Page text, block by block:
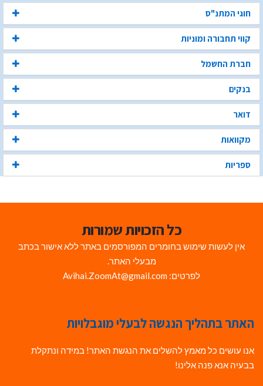
חוגי המתנ"ס
קווי תחבורה ומוניות
חברת החשמל
בנקים
דואר
מקוואות
ספריות
כל הזכויות שמורות
אין לעשות שימוש בחומרים המפורסמים באתר ללא אישור בכתב
מבעלי האתר.
לפרטים: Avihai.ZoomAt@gmail.com
האתר בתהליך הנגשה לבעלי מוגבלויות
אנו עושים כל מאמץ להשלים את הנגשת האתר! במידה ונתקלת
בבעיה אנא פנה אלינו!